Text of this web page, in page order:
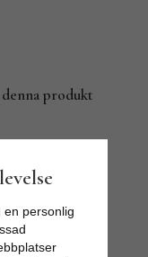
produkt
en personlig